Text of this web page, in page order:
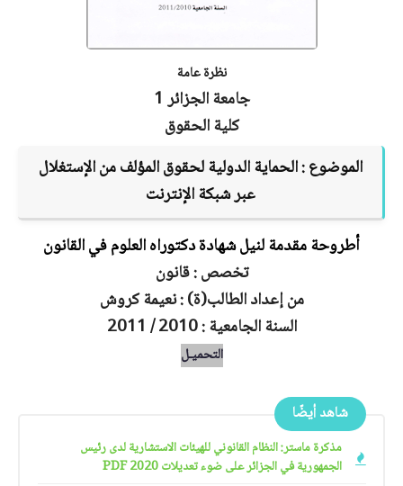
نظرة عامة
جامعة الجزائر 1
كلية الحقوق
الموضوع :الحماية الدولية لحقوق المؤلف من الإستغلال
عبر شبكة الإنترنت
أطروحة مقدمة لنيل شهادة دكتوراه العلوم في القانون
تخصص : قانون
من إعداد الطالب(ة) : نعيمة كروش
السنة الجامعية : 2010 / 2011
التحميـل
شاهد أيضًا
مذكرة ماستر: النظام القانوني للهيئات الاستشارية لدى رئيس
الجمهورية في الجزائر على ضوء تعديلات 2020 PDF